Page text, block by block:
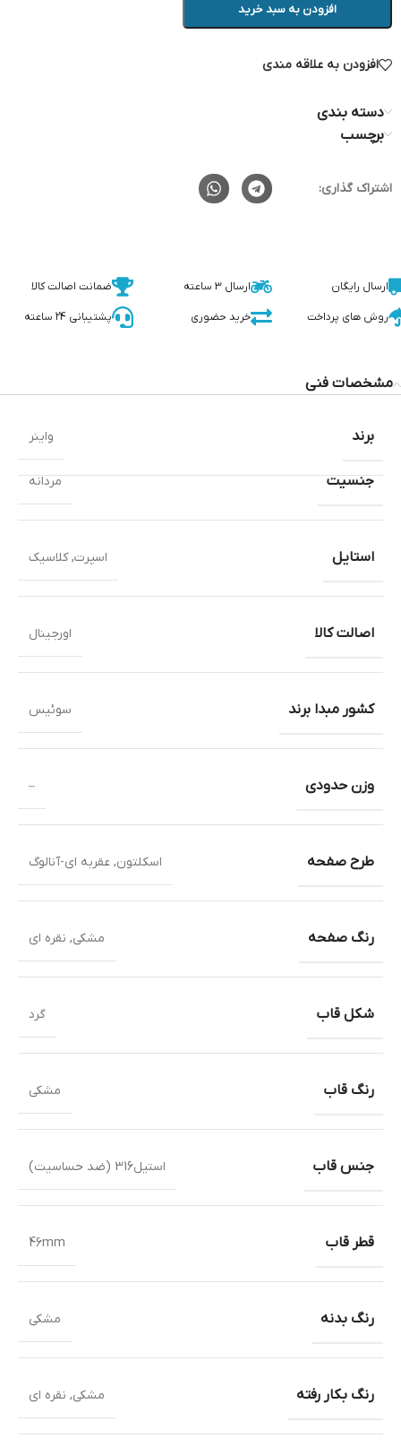
افزودن به سبد خرید
افزودن به علاقه مندی
دسته بندی
برچسب
اشتراک گذاری:
ارسال رایگان ارسال 3 ساعته ضمانت اصالت کالا
روش های پرداخت خرید حضوری پشتیبانی 24 ساعته
مشخصات فنی
جنسیت مردانه
استایل اسپرت,کلاسیک
اصالت کالا اورجینال
کشور مبدا برند سوئیس
وزن حدودی –
طرح صفحه اسکلتون, عقربه ای-آنالوگ
رنگ صفحه مشکی, نقره ای
شکل قاب گرد
رنگ قاب مشکی
جنس قاب استیل316 (ضد حساسیت)
قطر قاب 46mm
رنگ بدنه مشکی
رنگ بکار رفته مشکی, نقره ای
برند واینر